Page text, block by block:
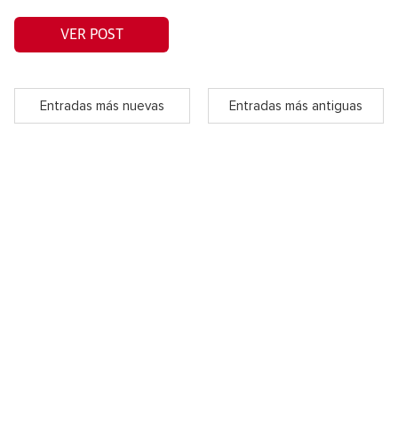
VER POST
Entradas más nuevas Entradas más antiguas